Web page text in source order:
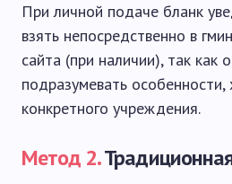
При личной подаче бланк
взять непосредственно в
сайта (при наличии), так как
подразумевать
конкретного учреждения.
Метод 2.